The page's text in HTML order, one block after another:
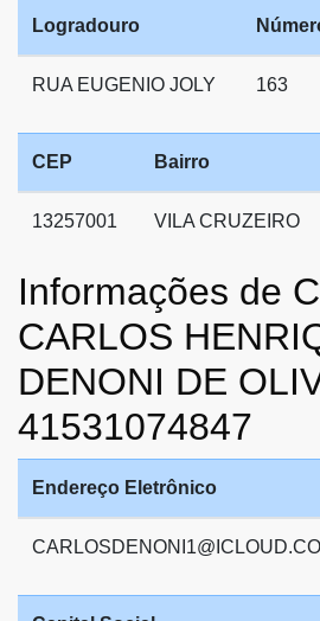
Logradouro
RUA EUGENIO JOLY 163
CEP Bairro
13257001 VILA CRUZEIRO
Informações de
CARLOS
DENONI DE
41531074847
Endereço Eletrônico